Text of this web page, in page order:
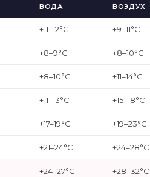
ВОДА ВОЗДУХ
+11–12°C +9–11°C
+8–9°C +8–10°C
+8–10°C +11–14°C
+11–13°C +15–18°C
+17–19°C +19–23°C
+21–24°C +24–28°C
+24–27°C +28–32°C